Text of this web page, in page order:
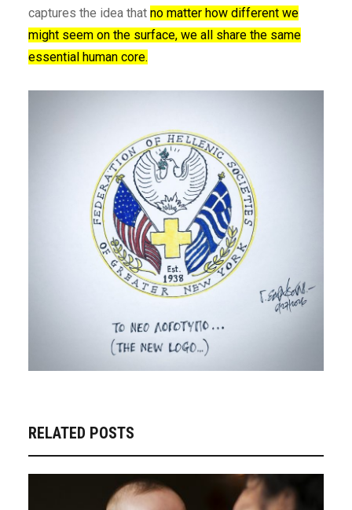
captures the idea that no matter how different we
might seem on the surface, we all share the same
essential human core.
RELATED POSTS